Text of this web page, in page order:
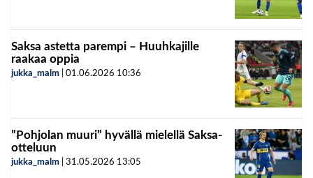
Saksa astetta parempi – Huuhkajille
raakaa oppia
jukka_malm 01.06.2026 10:36
”Pohjolan muuri” hyvällä mielellä Saksa-
otteluun
jukka_malm 31.05.2026 13:05